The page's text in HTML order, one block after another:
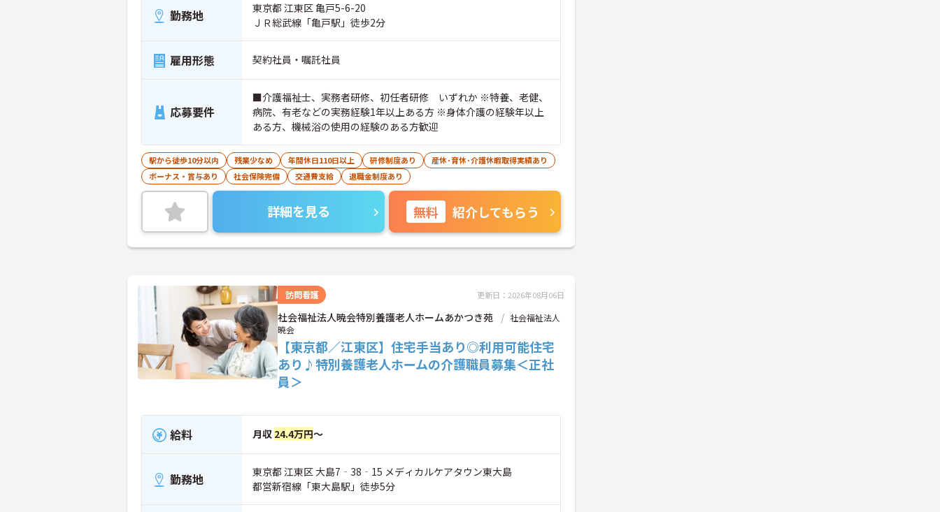
勤務地
東京都 江東区 亀戸5-6-20
ＪＲ総武線「亀戸駅」徒歩2分
雇用形態 契約社員・嘱託社員
応募要件
■介護福祉士、実務者研修、初任者研修 いずれか ※特養、老健、
病院、有老などの実務経験1年以上ある方 ※身体介護の経験年以上
ある方、機械浴の使用の経験のある方歓迎
駅から徒歩10分以内 残業少なめ 年間休日110日以上 研修制度あり
産休･育休･介護休暇取得実績あり
ボーナス・賞与あり
社会保険完備 交通費支給 退職金制度あり
詳細を見る 無料 紹介してもらう
訪問看護 更新日：2026年08月06日
社会福祉法人暁会特別養護老人ホームあかつき苑
社会福祉法人
暁会
【東京都／江東区】住宅手当あり◎利用可能住宅
あり♪特別養護老人ホームの介護職員募集＜正社
員＞
給料 月収 24.4万円～
勤務地
東京都 江東区 大島7‐38‐15 メディカルケアタウン東大島
都営新宿線「東大島駅」徒歩5分